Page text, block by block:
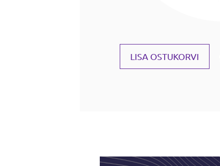
LISA OSTUKORVI